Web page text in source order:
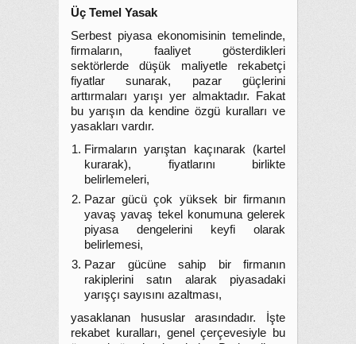
Üç Temel Yasak
Serbest piyasa ekonomisinin temelinde,
firmaların, faaliyet gösterdikleri
sektörlerde düşük maliyetle rekabetçi
fiyatlar sunarak, pazar güçlerini
arttırmaları yarışı yer almaktadır. Fakat
bu yarışın da kendine özgü kuralları ve
yasakları vardır.
Firmaların yarıştan kaçınarak (kartel
kurarak), fiyatlarını birlikte
belirlemeleri,
Pazar gücü çok yüksek bir firmanın
yavaş yavaş tekel konumuna gelerek
piyasa dengelerini keyfi olarak
belirlemesi,
Pazar gücüne sahip bir firmanın
rakiplerini satın alarak piyasadaki
yarışçı sayısını azaltması,
yasaklanan hususlar arasındadır. İşte
rekabet kuralları, genel çerçevesiyle bu